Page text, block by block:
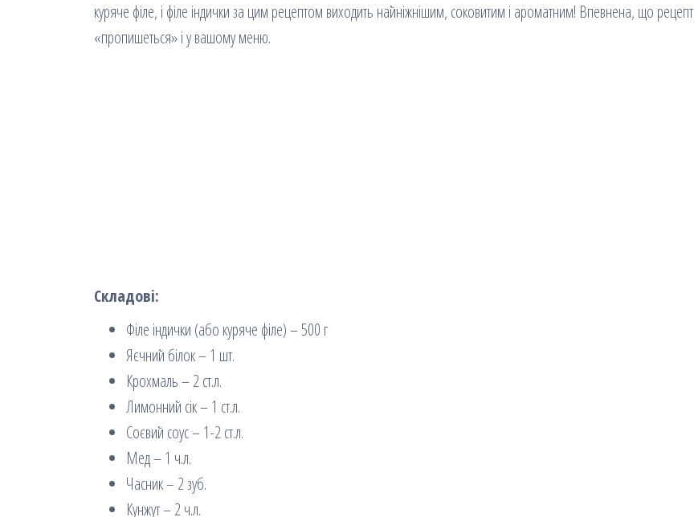
куряче філе, і філе індички за цим рецептом виходить найніжнішим, соковитим і ароматним! Впевнена, що рецепт
«пропишеться» і у вашому меню.
Складові:
Філе індички (або куряче філе) – 500 г
Яєчний білок – 1 шт.
Крохмаль – 2 ст.л.
Лимонний сік – 1 ст.л.
Соєвий соус – 1-2 ст.л.
Мед – 1 ч.л.
Часник – 2 зуб.
Кунжут – 2 ч.л.